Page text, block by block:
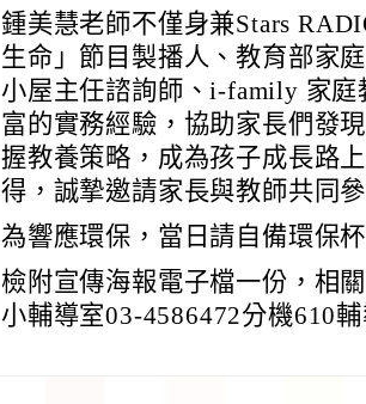
鍾美慧老師不僅身兼Stars
生命」節目製播人、教育部家
小屋主任諮詢師、i-family 家
富的實務經驗，協助家長們發
握教養策略，成為孩子成長路
得，誠摯邀請家長與教師共同
為響應環保，當日請自備環保
檢附宣傳海報電子檔一份，相
小輔導室03-4586472分機610